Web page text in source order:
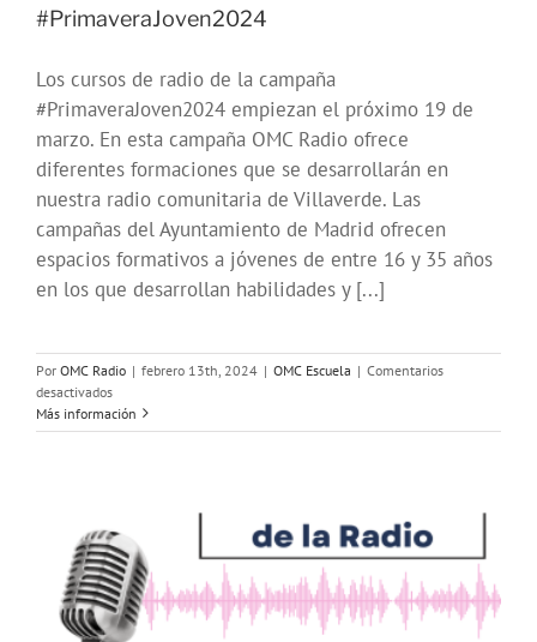
#PrimaveraJoven2024
Los cursos de radio de la campaña
#PrimaveraJoven2024 empiezan el próximo 19 de
marzo. En esta campaña OMC Radio ofrece
diferentes formaciones que se desarrollarán en
nuestra radio comunitaria de Villaverde. Las
campañas del Ayuntamiento de Madrid ofrecen
espacios formativos a jóvenes de entre 16 y 35 años
en los que desarrollan habilidades y [...]
Por OMC Radio | febrero 13th, 2024 | OMC Escuela | Comentarios
desactivadosen
Cursos
gratuitos
Más información